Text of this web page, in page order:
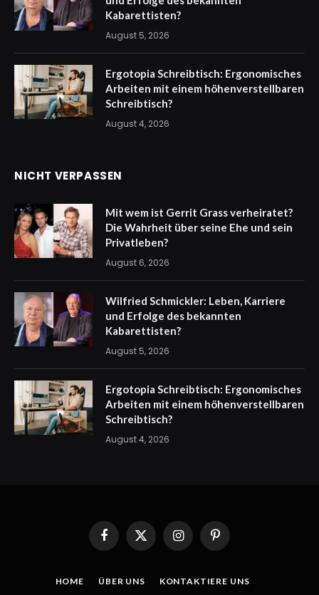
Kabarettisten?
August 5, 2026
Ergotopia Schreibtisch: Ergonomisches
Arbeiten mit einem höhenverstellbaren
Schreibtisch?
August 4, 2026
NICHT VERPASSEN
Mit wem ist Gerrit Grass verheiratet?
Die Wahrheit über seine Ehe und sein
Privatleben?
August 6, 2026
Wilfried Schmickler: Leben, Karriere
und Erfolge des bekannten
Kabarettisten?
August 5, 2026
Ergotopia Schreibtisch: Ergonomisches
Arbeiten mit einem höhenverstellbaren
Schreibtisch?
August 4, 2026
FacebookX
(Twitter)
InstagramPinterest
HOME ÜBER UNS KONTAKTIERE UNS